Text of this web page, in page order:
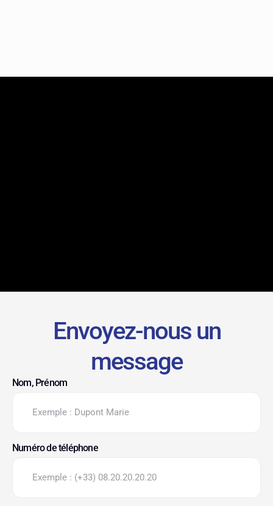
Envoyez-nous un
message
Nom, Prénom
Numéro de téléphone